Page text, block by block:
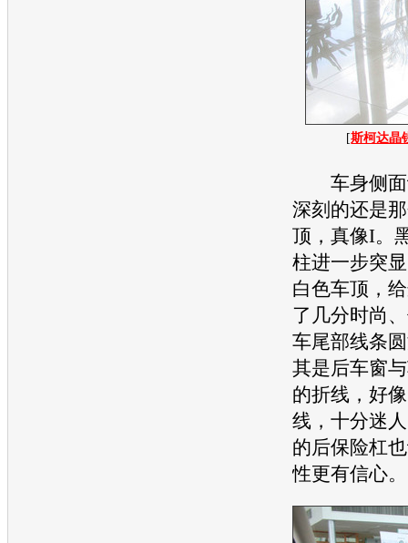
[斯柯达晶
车身侧面
深刻的还是
顶，真像I。
柱进一步突
白色车顶，
了几分时尚
车尾部线条
其是后车窗
的折线，好
线，十分迷
的后保险杠
性更有信心。